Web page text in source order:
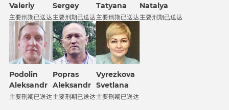
Valeriy
主要刑期已送达
Sergey
主要刑期已送达
Tatyana
主要刑期已送达
Natalya
主要刑期已送达
Podolin
Aleksandr
主要刑期已送达
Popras
Aleksandr
主要刑期已送达
Vyrezkova
Svetlana
主要刑期已送达